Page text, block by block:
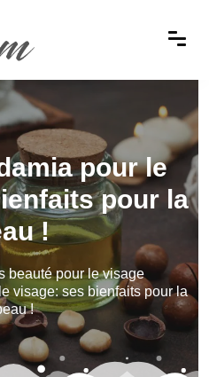
pour le
pour la
!
beauté pour le visage
visage: ses bienfaits pour la
!